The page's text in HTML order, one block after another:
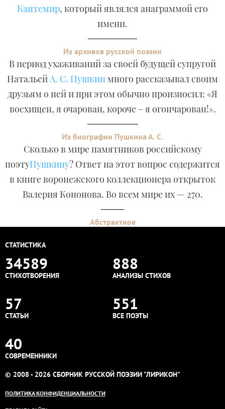
Кантемир, который являлся анаграммой его
имени.
Из архивов русской поэзии
В период ухаживаний за своей будущей супругой
НатальейА. С. Пушкинмного рассказывал своим
друзьям о ней и при этом обычно произносил: «Я
восхищен, я очарован, короче – я огончарован!».
Из биографии Пушкина А. С.
Сколько в мире памятников российскому
поэтуПушкину? Ответ на этот вопрос содержится
в книге воронежского коллекционера открыток
Валерия Кононова. Во всем мире их — 270.
Абстрактное
СТАТИСТИКА
34589
СТИХОТВОРЕНИЯ
888
АНАЛИЗЫ СТИХОВ
57
СТАТЬИ
551
ВСЕ ПОЭТЫ
40
СОВРЕМЕННИКИ
© 2008 - 2026 СБОРНИК РУССКОЙ ПОЭЗИИ "ЛИРИКОН"
ПОЛИТИКА КОНФИДЕНЦИАЛЬНОСТИ